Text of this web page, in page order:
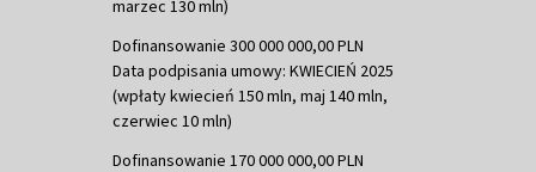
marzec 130 mln)
Dofinansowanie 300 000 000,00 PLN
Data podpisania umowy: KWIECIEŃ 2025
(wpłaty kwiecień 150 mln, maj 140 mln,
czerwiec 10 mln)
Dofinansowanie 170 000 000,00 PLN